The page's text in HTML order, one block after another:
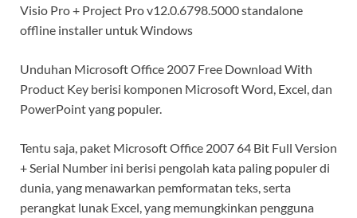
Visio Pro + Project Pro v12.0.6798.5000 standalone
offline installer untuk Windows
Unduhan Microsoft Office 2007 Free Download With
Product Key berisi komponen Microsoft Word, Excel, dan
PowerPoint yang populer.
Tentu saja, paket Microsoft Office 2007 64 Bit Full Version
+ Serial Number ini berisi pengolah kata paling populer di
dunia, yang menawarkan pemformatan teks, serta
perangkat lunak Excel, yang memungkinkan pengguna